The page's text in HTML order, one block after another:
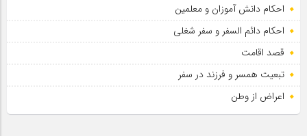
احکام دانش آموزان و معلمین
احکام دائم السفر و سفر شغلی
قصد اقامت
تبعیت همسر و فرزند در سفر
اعراض از وطن